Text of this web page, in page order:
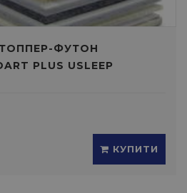
ФУТОН
PLUS USLEEP
КУПИТИ